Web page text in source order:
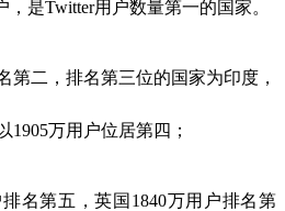
，是Twitter用户数量第一的国家。
第二，排名第三位的国家为印度，
1905万用户位居第四；
名第五，英国1840万用户排名第